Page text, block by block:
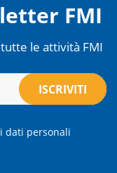
FMI
le attività FMI
dati personali